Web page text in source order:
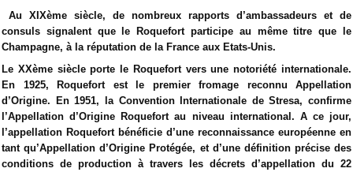
Au XIXème siècle, de nombreux rapports d’ambassadeurs et de
consuls signalent que le Roquefort participe au même titre que le
Champagne, à la réputation de la France aux Etats-Unis.
Le XXème siècle porte le Roquefort vers une notoriété internationale.
En 1925, Roquefort est le premier fromage reconnu Appellation
d’Origine. En 1951, la Convention Internationale de Stresa, confirme
l’Appellation d’Origine Roquefort au niveau international. A ce jour,
l’appellation Roquefort bénéficie d’une reconnaissance européenne en
tant qu’Appellation d’Origine Protégée, et d’une définition précise des
conditions de production à travers les décrets d’appellation du 22